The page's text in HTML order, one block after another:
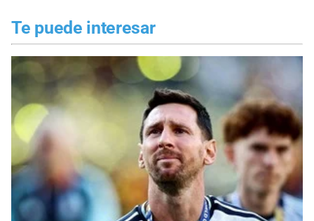
Te puede interesar